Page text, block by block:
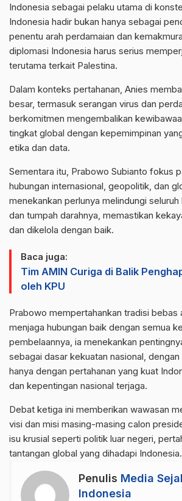
Indonesia sebagai pelaku utama di
Indonesia hadir bukan hanya sebagai
penentu arah perdamaian dan
diplomasi Indonesia harus serius
terutama terkait Palestina.
Dalam konteks pertahanan, Anies
besar, termasuk serangan virus dan
berkomitmen mengembalikan
tingkat global dengan kepemimpinan
etika dan data.
Sementara itu, Prabowo Subianto fokus
hubungan internasional, geopolitik, dan
menekankan perlunya melindungi
dan tumpah darahnya, memastikan
dan dikelola dengan baik.
Baca juga:
Tim AMIN Curiga di Balik
oleh KPU
Prabowo mempertahankan tradisi bebas
menjaga hubungan baik dengan semua
pembelaannya, ia menekankan
sebagai dasar kekuatan nasional,
hanya dengan pertahanan yang kuat
dan kepentingan nasional terjaga.
Debat ketiga ini memberikan wawasan
visi dan misi masing-masing calon
isu krusial seperti politik luar negeri,
tantangan global yang dihadapi Indonesia.
Penulis Media
Indonesia